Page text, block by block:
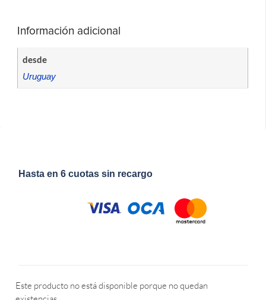
Información adicional
desde
Uruguay
Hasta en 6 cuotas sin recargo
Este producto no está disponible porque no quedan